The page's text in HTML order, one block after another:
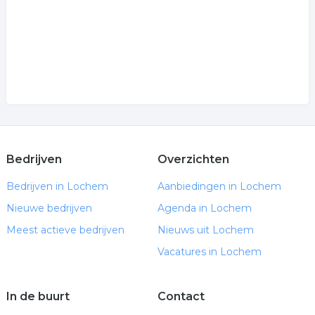
Bedrijven
Bedrijven in Lochem
Nieuwe bedrijven
Meest actieve bedrijven
Overzichten
Aanbiedingen in Lochem
Agenda in Lochem
Nieuws uit Lochem
Vacatures in Lochem
In de buurt Contact